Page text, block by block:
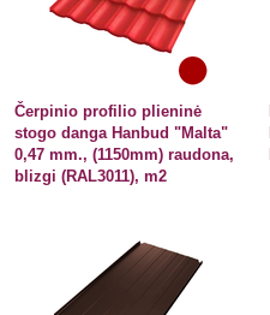
Čerpinio profilio plieninė
stogo danga Hanbud "Malta"
0,47 mm., (1150mm) raudona,
blizgi (RAL3011), m2